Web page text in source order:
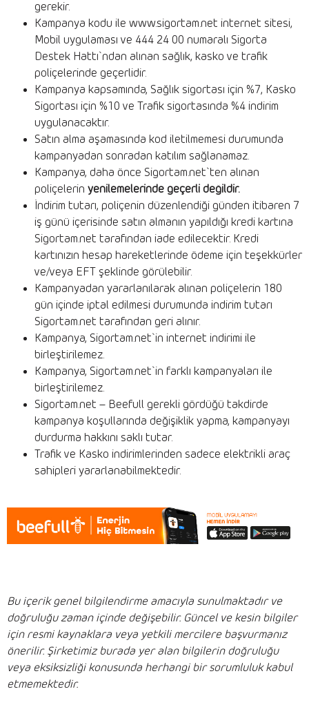
gerekir.
Kampanya kodu ile www.sigortam.net internet sitesi,
Mobil uygulaması ve 444 24 00 numaralı Sigorta
Destek Hattı`ndan alınan sağlık, kasko ve trafik
poliçelerinde geçerlidir.
Kampanya kapsamında, Sağlık sigortası için %7, Kasko
Sigortası için %10 ve Trafik sigortasında %4 indirim
uygulanacaktır.
Satın alma aşamasında kod iletilmemesi durumunda
kampanyadan sonradan katılım sağlanamaz.
Kampanya, daha önce Sigortam.net`ten alınan
poliçelerin yenilemelerinde geçerli değildir.
İndirim tutarı, poliçenin düzenlendiği günden itibaren 7
iş günü içerisinde satın almanın yapıldığı kredi kartına
Sigortam.net tarafından iade edilecektir. Kredi
kartınızın hesap hareketlerinde ödeme için teşekkürler
ve/veya EFT şeklinde görülebilir.
Kampanyadan yararlanılarak alınan poliçelerin 180
gün içinde iptal edilmesi durumunda indirim tutarı
Sigortam.net tarafından geri alınır.
Kampanya, Sigortam.net`in internet indirimi ile
birleştirilemez.
Kampanya, Sigortam.net`in farklı kampanyaları ile
birleştirilemez.
Sigortam.net – Beefull gerekli gördüğü takdirde
kampanya koşullarında değişiklik yapma, kampanyayı
durdurma hakkını saklı tutar.
Trafik ve Kasko indirimlerinden sadece elektrikli araç
sahipleri yararlanabilmektedir.
Bu içerik genel bilgilendirme amacıyla sunulmaktadır ve
doğruluğu zaman içinde değişebilir. Güncel ve kesin bilgiler
için resmi kaynaklara veya yetkili mercilere başvurmanız
önerilir. Şirketimiz burada yer alan bilgilerin doğruluğu
veya eksiksizliği konusunda herhangi bir sorumluluk kabul
etmemektedir.